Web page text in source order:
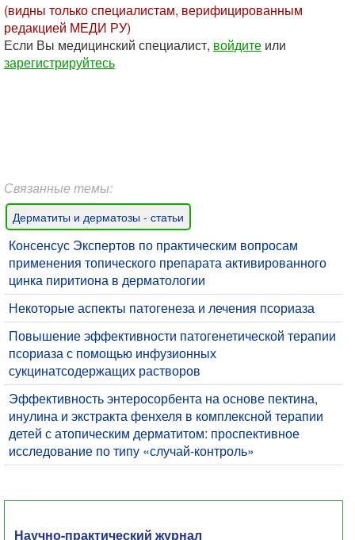
(видны только специалистам, верифицированным
редакцией МЕДИ РУ)
Если Вы медицинский специалист, войдите или
зарегистрируйтесь
Связанные темы:
Дерматиты и дерматозы - статьи
Консенсус Экспертов по практическим вопросам
применения топического препарата активированного
цинка пиритиона в дерматологии
Некоторые аспекты патогенеза и лечения псориаза
Повышение эффективности патогенетической терапии
псориаза с помощью инфузионных
сукцинатсодержащих растворов
Эффективность энтеросорбента на основе пектина,
инулина и экстракта фенхеля в комплексной терапии
детей с атопическим дерматитом: проспективное
исследование по типу «случай-контроль»
Научно-практический журнал